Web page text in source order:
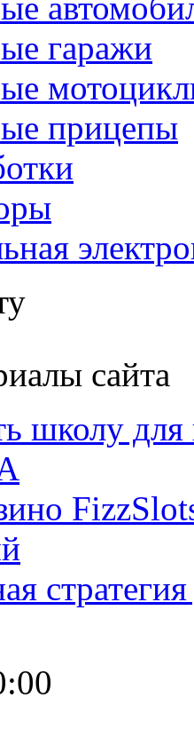
гаражи
прицепы
сайта
школу для